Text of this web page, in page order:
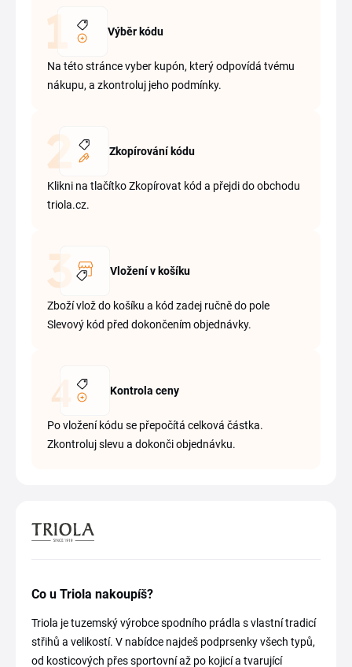
Výběr kódu
Na této stránce vyber kupón, který odpovídá tvému
nákupu, a zkontroluj jeho podmínky.
Zkopírování kódu
Klikni na tlačítko Zkopírovat kód a přejdi do obchodu
triola.cz.
Vložení v košíku
Zboží vlož do košíku a kód zadej ručně do pole
Slevový kód před dokončením objednávky.
Kontrola ceny
Po vložení kódu se přepočítá celková částka.
Zkontroluj slevu a dokonči objednávku.
Co u Triola nakoupíš?
Triola je tuzemský výrobce spodního prádla s vlastní tradicí
střihů a velikostí. V nabídce najdeš podprsenky všech typů,
od kosticových přes sportovní až po kojicí a tvarující